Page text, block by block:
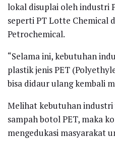
lokal disuplai oleh industri
seperti PT Lotte Chemical
Petrochemical.
“Selama ini, kebutuhan
plastik jenis PET
bisa didaur ulang kembali
Melihat kebutuhan
sampah botol PET, maka
mengedukasi masyarakat